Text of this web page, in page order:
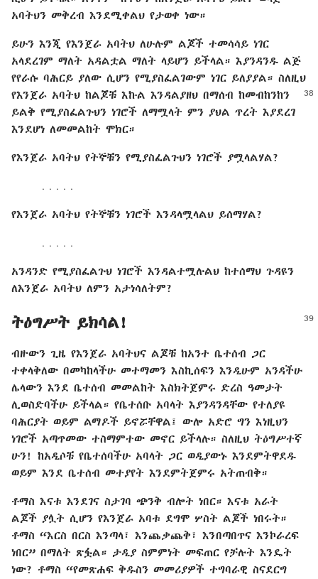
አባትህን መቅረብ እንደሚቀልህ የታወቀ ነው።
ይሁን እንጂ የእንጀራ አባትህ ለሁሉም ልጆች ተመሳሳይ ነገር
አላደረገም ማለት አዳልቷል ማለት ላይሆን ይችላል። እያንዳንዱ ልጅ
የየራሱ ባሕርይ ያለው ሲሆን የሚያስፈልገውም ነገር ይለያያል። ስለዚህ
የእንጀራ አባትህ ከልጆቹ እኩል እንዳልያዘህ በማሰብ ከመብከንከን
ይልቅ የሚያስፈልጉህን ነገሮች ለማሟላት ምን ያህል ጥረት እያደረገ
እንደሆነ ለመመልከት ሞክር።
የእንጀራ አባትህ የትኞቹን የሚያስፈልጉህን ነገሮች ያሟላልሃል?
የእንጀራ አባትህ የትኞቹን ነገሮች እንዳላሟላልህ ይሰማሃል?
አንዳንድ የሚያስፈልጉህ ነገሮች እንዳልተሟሉልህ ከተሰማህ ጉዳዩን
ለእንጀራ አባትህ ለምን አታነሳለትም?
ትዕግሥት ይክሳል!
ብዙውን ጊዜ የእንጀራ አባትህና ልጆቹ ከአንተ ቤተሰብ ጋር
ተቀላቅለው በመካከላችሁ መተማመን እስኪሰፍን እንዲሁም አንዳችሁ
ሌላውን እንደ ቤተሰብ መመልከት እስክትጀምሩ ድረስ ዓመታት
ሊወስድባችሁ ይችላል። የቤተሰቡ አባላት እያንዳንዳቸው የተለያዩ
ባሕርያት ወይም ልማዶች ይኖሯቸዋል፤ ውሎ አድሮ ግን እነዚህን
ነገሮች አጣጥመው ተስማምተው መኖር ይችላሉ። ስለዚህ ትዕግሥተኛ
ሁን! ከአዲሶቹ የቤተሰባችሁ አባላት ጋር ወዲያውኑ እንደምትዋደዱ
ወይም እንደ ቤተሰብ መተያየት እንደምትጀምሩ አትጠብቅ።
ቶማስ እናቱ እንደገና ስታገባ ጭንቅ ብሎት ነበር። እናቱ አራት
ልጆች ያሏት ሲሆን የእንጀራ አባቱ ደግሞ ሦስት ልጆች ነበሩት።
ቶማስ “እርስ በርስ እንጣላ፣ እንጨቃጨቅ፣ እንበጣበጥና እንኮራረፍ
ነበር” በማለት ጽፏል። ታዲያ ስምምነት መፍጠር የቻሉት እንዴት
ነው? ቶማስ “የመጽሐፍ ቅዱስን መመሪያዎች ተግባራዊ ስናደርግ